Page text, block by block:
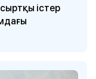
істер